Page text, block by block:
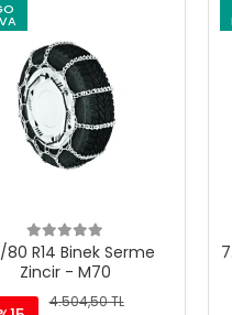
80 R14 Binek Serme
Zincir - M70
4.504,50 TL